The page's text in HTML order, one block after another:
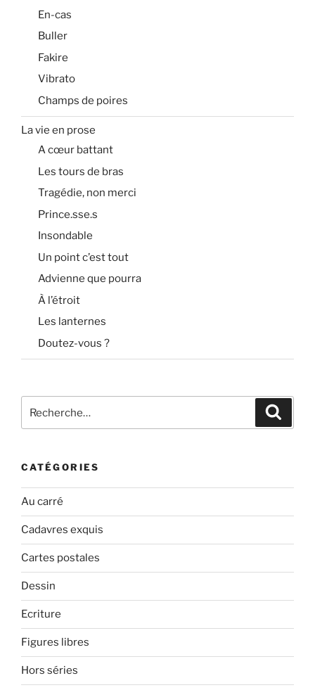
En-cas
Buller
Fakire
Vibrato
Champs de poires
La vie en prose
A cœur battant
Les tours de bras
Tragédie, non merci
Prince.sse.s
Insondable
Un point c’est tout
Advienne que pourra
À l’étroit
Les lanternes
Doutez-vous ?
pour
CATÉGORIES
Au carré
Cadavres exquis
Cartes postales
Dessin
Ecriture
Figures libres
Hors séries